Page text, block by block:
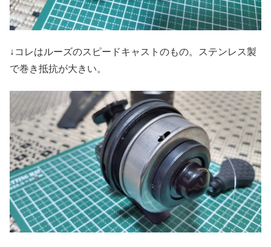
↓コレはルーズのスピードキャストのもの。ステンレス製
で巻き抵抗が大きい。